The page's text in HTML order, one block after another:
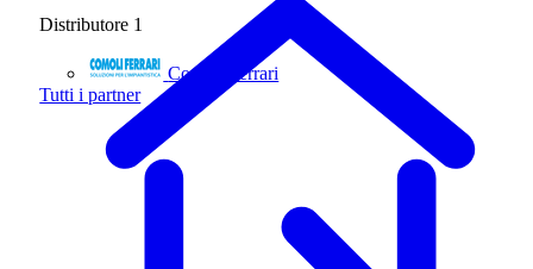
Distributore 1
Comoli Ferrari
Tutti i partner